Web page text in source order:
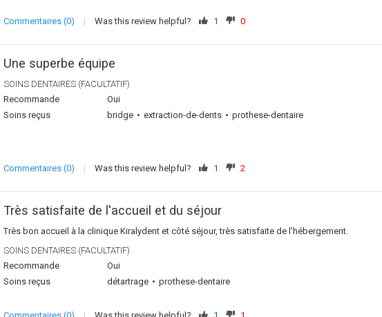
Commentaires (0) | Was this review helpful? 1 0
Une superbe équipe
SOINS DENTAIRES (FACULTATIF)
Recommande
Oui
Soins reçus
bridge extraction-de-dents prothese-dentaire
Commentaires (0) | Was this review helpful? 1 2
Très satisfaite de l'accueil et du séjour
Très bon accueil à la clinique Kiralydent et côté séjour, très satisfaite de l’hébergement.
SOINS DENTAIRES (FACULTATIF)
Recommande
Oui
Soins reçus
détartrage prothese-dentaire